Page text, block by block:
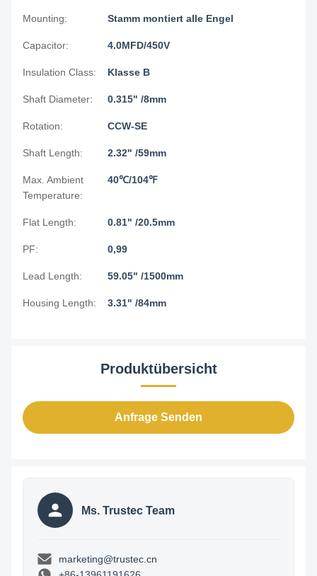
Mounting: Stamm montiert alle Engel
Capacitor: 4.0MFD/450V
Insulation Class: Klasse B
Shaft Diameter: 0.315" /8mm
Rotation: CCW-SE
Shaft Length: 2.32" /59mm
Max. Ambient
Temperature:
40℃/104℉
Flat Length: 0.81" /20.5mm
PF: 0,99
Lead Length: 59.05" /1500mm
Housing Length: 3.31" /84mm
Produktübersicht
Anfrage Senden
Ms. Trustec Team
marketing@trustec.cn